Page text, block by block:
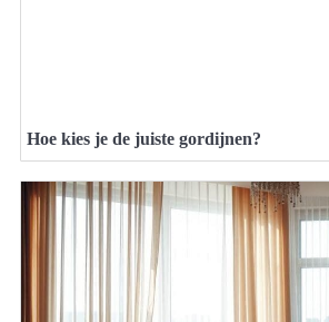
Hoe kies je de juiste gordijnen?